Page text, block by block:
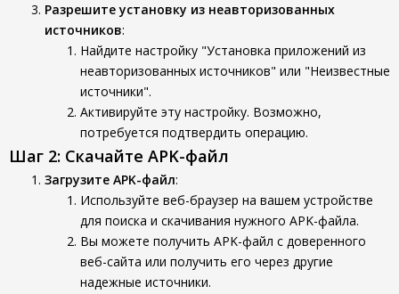
Разрешите установку из неавторизованных
источников:
Найдите настройку "Установка приложений из
неавторизованных источников" или "Неизвестные
источники".
Активируйте эту настройку. Возможно,
потребуется подтвердить операцию.
Шаг 2: Скачайте APK-файл
Загрузите APK-файл:
Используйте веб-браузер на вашем устройстве
для поиска и скачивания нужного APK-файла.
Вы можете получить APK-файл с доверенного
веб-сайта или получить его через другие
надежные источники.